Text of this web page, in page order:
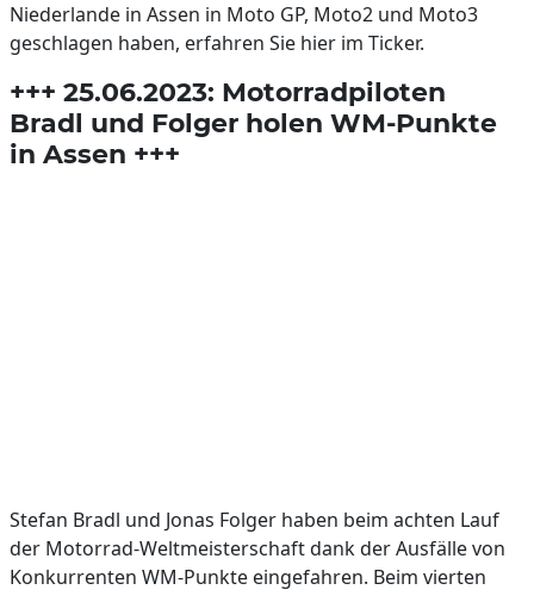
Niederlande in Assen in Moto GP, Moto2 und Moto3
geschlagen haben, erfahren Sie hier im Ticker.
+++ 25.06.2023: Motorradpiloten
Bradl und Folger holen WM-Punkte
in Assen +++
Stefan Bradl und Jonas Folger haben beim achten Lauf
der Motorrad-Weltmeisterschaft dank der Ausfälle von
Konkurrenten WM-Punkte eingefahren. Beim vierten